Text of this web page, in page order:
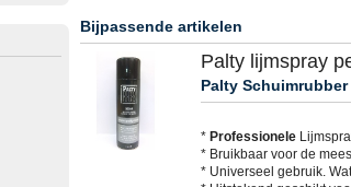
Bijpassende artikelen
Palty lijmspray
Palty
* Professionele
* Bruikbaar voor de
* Universeel gebruik.